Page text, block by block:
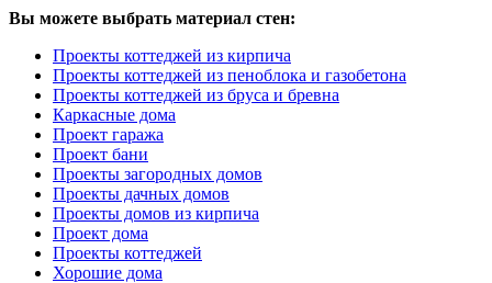
Вы можете выбрать материал стен:
Проекты коттеджей из кирпича
Проекты коттеджей из пеноблока и газобетона
Проекты коттеджей из бруса и бревна
Каркасные дома
Проект гаража
Проект бани
Проекты загородных домов
Проекты дачных домов
Проекты домов из кирпича
Проект дома
Проекты коттеджей
Хорошие дома